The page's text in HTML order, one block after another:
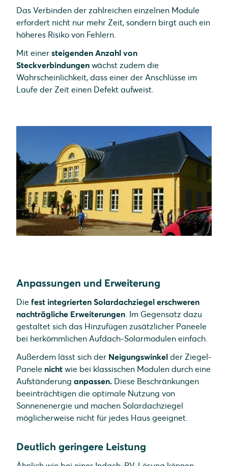
Das Verbinden der zahlreichen einzelnen Module
erfordert nicht nur mehr Zeit, sondern birgt auch ein
höheres Risiko von Fehlern.
Mit einer steigenden Anzahl von
Steckverbindungen wächst zudem die
Wahrscheinlichkeit, dass einer der Anschlüsse im
Laufe der Zeit einen Defekt aufweist.
Anpassungen und Erweiterung
Die fest integrierten Solardachziegel erschweren
nachträgliche Erweiterungen. Im Gegensatz dazu
gestaltet sich das Hinzufügen zusätzlicher Paneele
bei herkömmlichen Aufdach-Solarmodulen einfach.
Außerdem lässt sich der Neigungswinkel der Ziegel-
Panele nicht wie bei klassischen Modulen durch eine
Aufständerung anpassen. Diese Beschränkungen
beeinträchtigen die optimale Nutzung von
Sonnenenergie und machen Solardachziegel
möglicherweise nicht für jedes Haus geeignet.
Deutlich geringere Leistung